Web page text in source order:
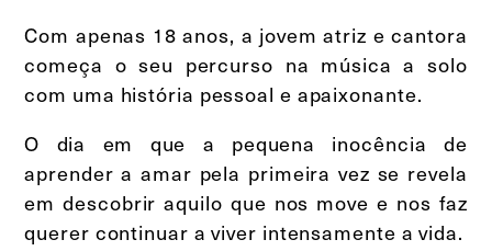
Com apenas 18 anos, a jovem atriz e cantora
começa o seu percurso na música a solo
com uma história pessoal e apaixonante.
O dia em que a pequena inocência de
aprender a amar pela primeira vez se revela
em descobrir aquilo que nos move e nos faz
querer continuar a viver intensamente a vida.